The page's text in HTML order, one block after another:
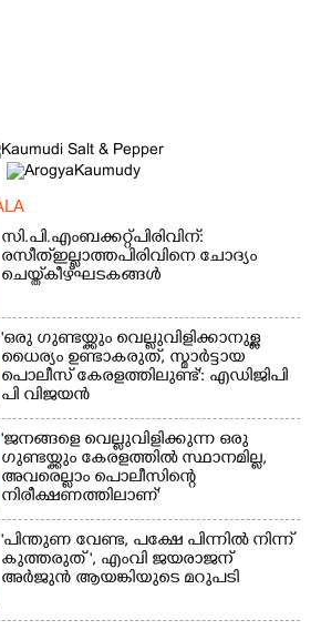
സി.പി.എം ബക്കറ്റ് പിരിവിന്:
രസീത് ഇല്ലാത്ത പിരിവിനെ ചോദ്യം
ചെയ്ത് കീഴ്ഘടകങ്ങൾ
'ഒരു ഗുണ്ടയ്ക്കും വെല്ലുവിളിക്കാനുള്ള
ധൈര്യം ഉണ്ടാകരുത്, സ്മാർട്ടായ
പൊലീസ് കേരളത്തിലുണ്ട്': എഡിജിപി
പി വിജയൻ
'ജനങ്ങളെ വെല്ലുവിളിക്കുന്ന ഒരു
ഗുണ്ടയ്ക്കും കേരളത്തിൽ സ്ഥാനമില്ല,​
അവരെല്ലാം പൊലീസിന്റെ
നിരീക്ഷണത്തിലാണ്'
"പിന്തുണ വേണ്ട,​ പക്ഷേ പിന്നിൽ നിന്ന്
കുത്തരുത് ", എംവി ജയരാജന്
അർജുൻ ആയങ്കിയുടെ മറുപടി